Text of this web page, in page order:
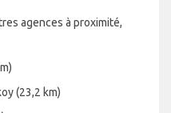
agences à proximité,
(23,2 km)